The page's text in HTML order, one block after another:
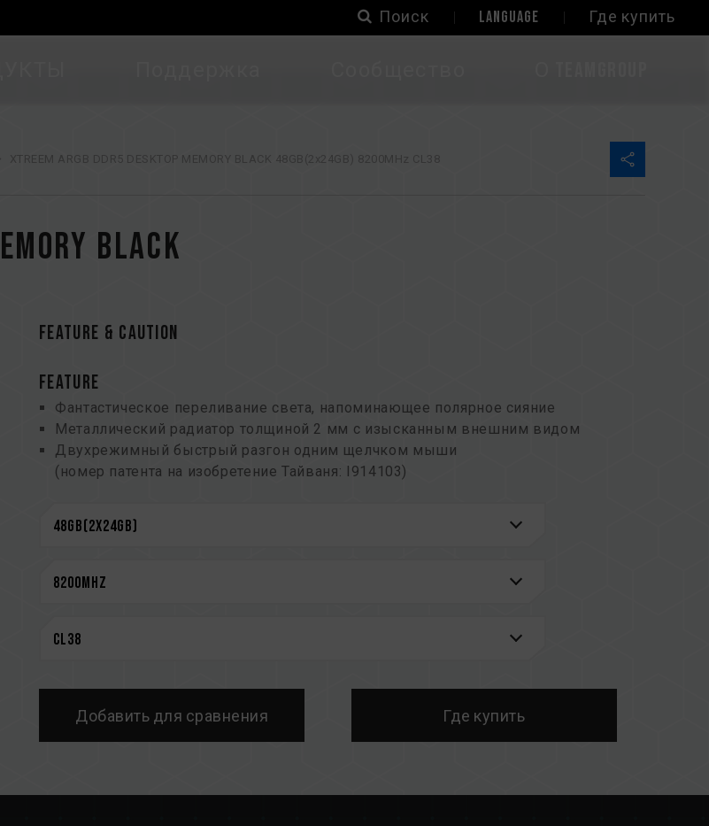
Поиск LANGUAGE Где купить
XTREEM ARGB DDR5 DESKTOP MEMORY BLACK 48GB(2x24GB) 8200MHz CL38
BLACK
FEATURE & CAUTION
FEATURE
Фантастическое переливание света, напоминающее полярное сияние
Металлический радиатор толщиной 2 мм с изысканным внешним видом
Двухрежимный быстрый разгон одним щелчком мыши
(номер патента на изобретение Тайваня: I914103)
Используемая PMIC обеспечивает стабильность питания для повышения
On-Die ECC для повышения стабильности системы
Высококачественная ИС по запатентованной технологии
Инновационная конструкция электросхемы IC чипов для оперативной памяти
понижает собственное энергопотребление и выделение тепла
(патент на изобретение Тайваня: I842298)
Добавить для сравнения Где купить